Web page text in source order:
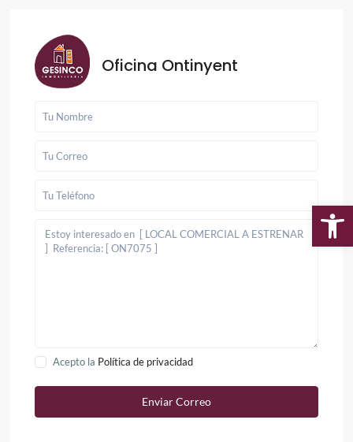
Oficina Ontinyent
Acepto la Política de privacidad